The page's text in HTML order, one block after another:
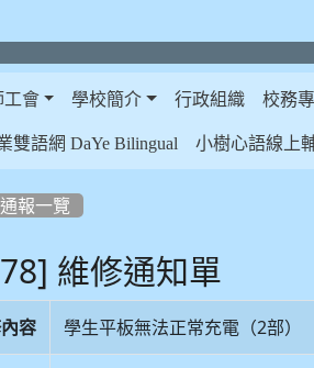
工會 學校簡介 行政組織 校務
雙語網 DaYe Bilingual 小樹心語線上
報一覽
維修通知單
容 學生平板無法正常充電（2部）